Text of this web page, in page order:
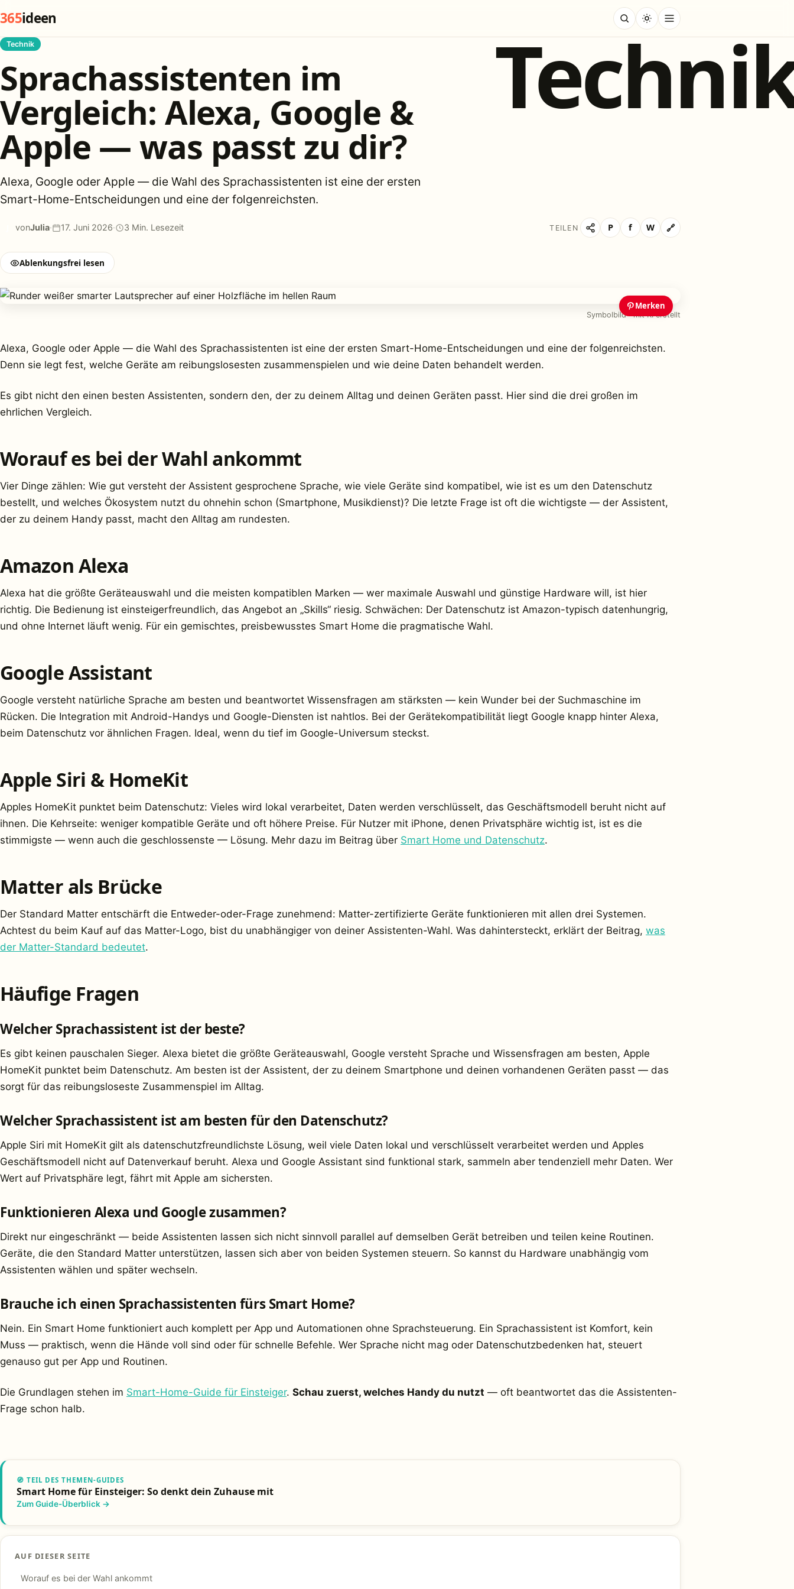
365ideen
Technik
Sprachassistenten im
Vergleich: Alexa, Google &
Apple — was passt zu dir?
Alexa, Google oder Apple — die Wahl des Sprachassistenten ist eine der ersten
Smart-Home-Entscheidungen und eine der folgenreichsten.
vonJulia· 17. Juni 2026· 3 Min. Lesezeit TEILEN P f W 🔗
Ablenkungsfrei lesen
Merken
Symbolbild · mit KI erstellt
Alexa, Google oder Apple — die Wahl des Sprachassistenten ist eine der ersten Smart-Home-Entscheidungen und eine der folgenreichsten.
Denn sie legt fest, welche Geräte am reibungslosesten zusammenspielen und wie deine Daten behandelt werden.
Es gibt nicht den einen besten Assistenten, sondern den, der zu deinem Alltag und deinen Geräten passt. Hier sind die drei großen im
ehrlichen Vergleich.
Worauf es bei der Wahl ankommt
Vier Dinge zählen: Wie gut versteht der Assistent gesprochene Sprache, wie viele Geräte sind kompatibel, wie ist es um den Datenschutz
bestellt, und welches Ökosystem nutzt du ohnehin schon (Smartphone, Musikdienst)? Die letzte Frage ist oft die wichtigste — der Assistent,
der zu deinem Handy passt, macht den Alltag am rundesten.
Amazon Alexa
Alexa hat die größte Geräteauswahl und die meisten kompatiblen Marken — wer maximale Auswahl und günstige Hardware will, ist hier
richtig. Die Bedienung ist einsteigerfreundlich, das Angebot an „Skills“ riesig. Schwächen: Der Datenschutz ist Amazon-typisch datenhungrig,
und ohne Internet läuft wenig. Für ein gemischtes, preisbewusstes Smart Home die pragmatische Wahl.
Google Assistant
Google versteht natürliche Sprache am besten und beantwortet Wissensfragen am stärksten — kein Wunder bei der Suchmaschine im
Rücken. Die Integration mit Android-Handys und Google-Diensten ist nahtlos. Bei der Gerätekompatibilität liegt Google knapp hinter Alexa,
beim Datenschutz vor ähnlichen Fragen. Ideal, wenn du tief im Google-Universum steckst.
Apple Siri & HomeKit
Apples HomeKit punktet beim Datenschutz: Vieles wird lokal verarbeitet, Daten werden verschlüsselt, das Geschäftsmodell beruht nicht auf
ihnen. Die Kehrseite: weniger kompatible Geräte und oft höhere Preise. Für Nutzer mit iPhone, denen Privatsphäre wichtig ist, ist es die
stimmigste — wenn auch die geschlossenste — Lösung. Mehr dazu im Beitrag über Smart Home und Datenschutz.
Matter als Brücke
Der Standard Matter entschärft die Entweder-oder-Frage zunehmend: Matter-zertifizierte Geräte funktionieren mit allen drei Systemen.
Achtest du beim Kauf auf das Matter-Logo, bist du unabhängiger von deiner Assistenten-Wahl. Was dahintersteckt, erklärt der Beitrag, was
der Matter-Standard bedeutet.
Häufige Fragen
Welcher Sprachassistent ist der beste?
Es gibt keinen pauschalen Sieger. Alexa bietet die größte Geräteauswahl, Google versteht Sprache und Wissensfragen am besten, Apple
HomeKit punktet beim Datenschutz. Am besten ist der Assistent, der zu deinem Smartphone und deinen vorhandenen Geräten passt — das
sorgt für das reibungsloseste Zusammenspiel im Alltag.
Welcher Sprachassistent ist am besten für den Datenschutz?
Apple Siri mit HomeKit gilt als datenschutzfreundlichste Lösung, weil viele Daten lokal und verschlüsselt verarbeitet werden und Apples
Geschäftsmodell nicht auf Datenverkauf beruht. Alexa und Google Assistant sind funktional stark, sammeln aber tendenziell mehr Daten. Wer
Wert auf Privatsphäre legt, fährt mit Apple am sichersten.
Funktionieren Alexa und Google zusammen?
Direkt nur eingeschränkt — beide Assistenten lassen sich nicht sinnvoll parallel auf demselben Gerät betreiben und teilen keine Routinen.
Geräte, die den Standard Matter unterstützen, lassen sich aber von beiden Systemen steuern. So kannst du Hardware unabhängig vom
Assistenten wählen und später wechseln.
Brauche ich einen Sprachassistenten fürs Smart Home?
Nein. Ein Smart Home funktioniert auch komplett per App und Automationen ohne Sprachsteuerung. Ein Sprachassistent ist Komfort, kein
Muss — praktisch, wenn die Hände voll sind oder für schnelle Befehle. Wer Sprache nicht mag oder Datenschutzbedenken hat, steuert
genauso gut per App und Routinen.
Die Grundlagen stehen im Smart-Home-Guide für Einsteiger. Schau zuerst, welches Handy du nutzt — oft beantwortet das die Assistenten-
Frage schon halb.
🧭 TEIL DES THEMEN-GUIDES
Smart Home für Einsteiger: So denkt dein Zuhause mit
Zum Guide-Überblick →
AUF DIESER SEITE
Worauf es bei der Wahl ankommt